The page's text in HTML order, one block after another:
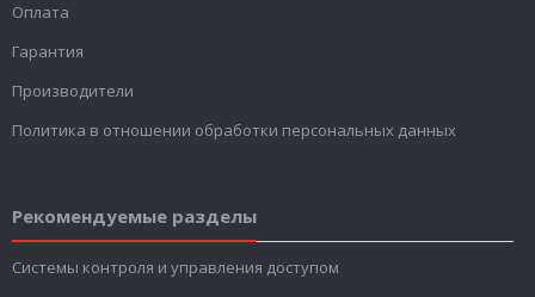
Оплата
Гарантия
Производители
Политика в отношении обработки персональных данных
Рекомендуемые разделы
Системы контроля и управления доступом